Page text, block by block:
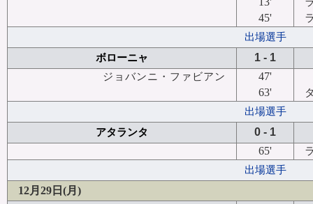
45'
出場選手
ボローニャ
1 - 1
ジョバンニ・ファビアン
47'
63'
出場選手
アタランタ
0 - 1
65'
出場選手
12月29日(月)